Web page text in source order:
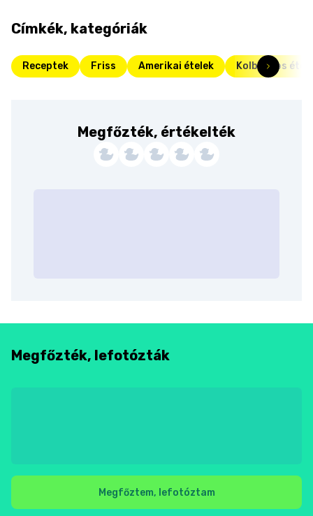
Címkék, kategóriák
Receptek Friss Amerikai ételek Kolbászos
Megfőzték, értékelték
Megfőzték, lefotózták
Megfőztem, lefotóztam